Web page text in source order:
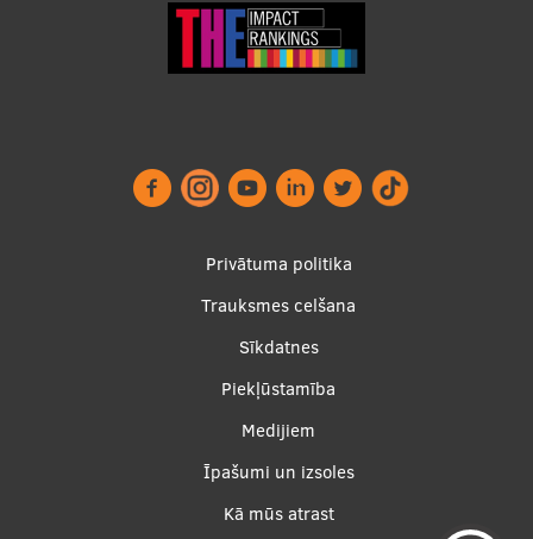
Privātuma politika
Trauksmes celšana
Sīkdatnes
Piekļūstamība
Medijiem
Īpašumi un izsoles
Kā mūs atrast